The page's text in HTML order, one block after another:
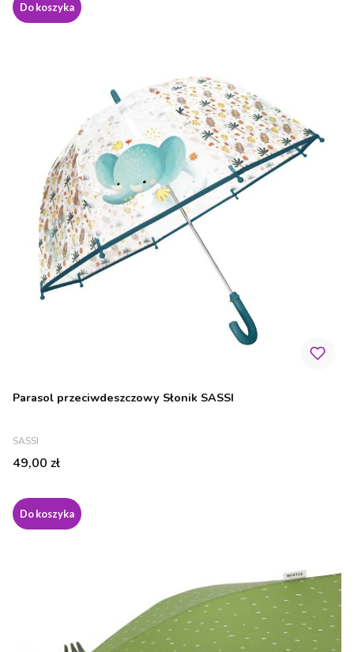
Do koszyka
Parasol przeciwdeszczowy Słonik SASSI
PRODUCENT
SASSI
Cena
49,00 zł
Do koszyka